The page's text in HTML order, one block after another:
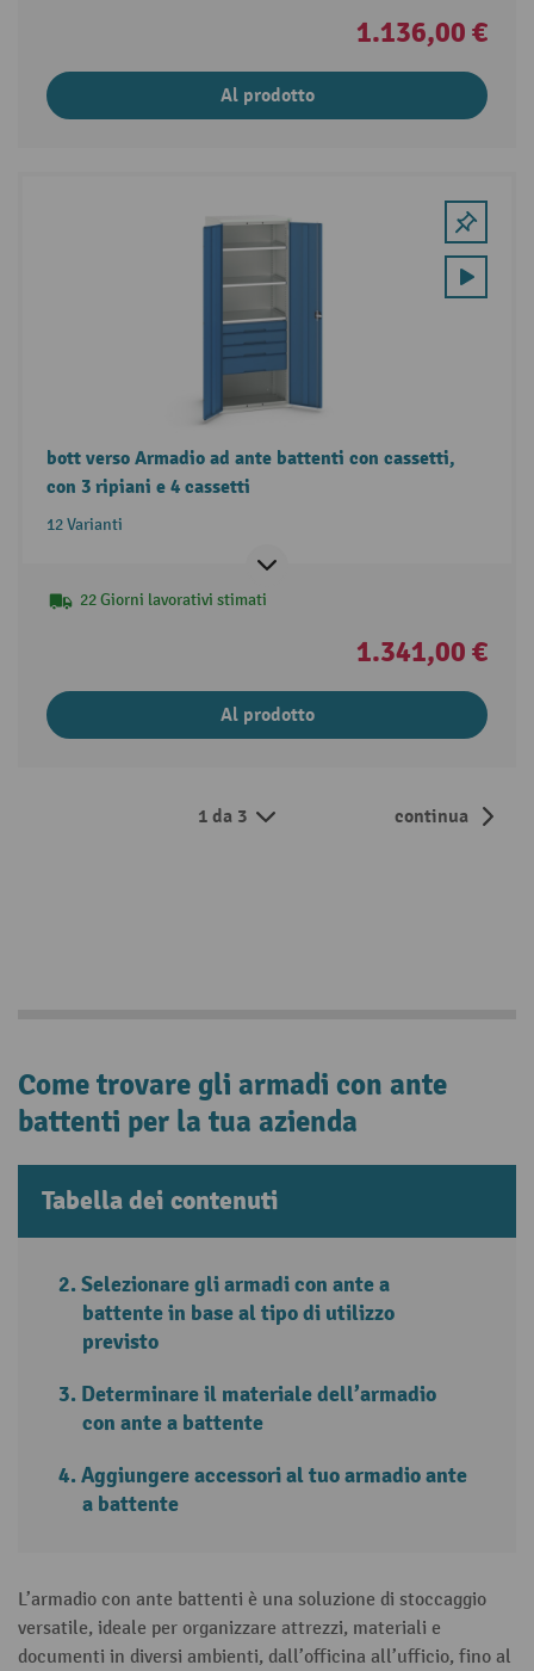
1.136,00 €
Al prodotto
bott verso Armadio ad ante battenti con cassetti,
con 3 ripiani e 4 cassetti
12 Varianti
22 Giorni lavorativi stimati
1.341,00 €
Al prodotto
1 da 3 continua
Come trovare gli armadi con ante
battenti per la tua azienda
Tabella dei contenuti
Selezionare gli armadi con ante a
battente in base al tipo di utilizzo
previsto
Determinare il materiale dell’armadio
con ante a battente
Aggiungere accessori al tuo armadio ante
a battente
L’armadio con ante battenti è una soluzione di stoccaggio
versatile, ideale per organizzare attrezzi, materiali e
documenti in diversi ambienti, dall’officina all’ufficio, fino al